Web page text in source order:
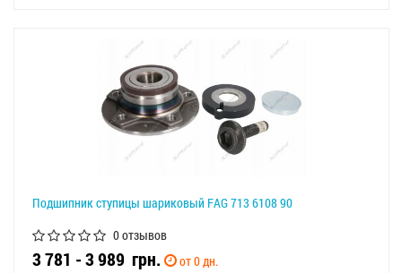
Подшипник ступицы шариковый FAG 713 6108 90
0 отзывов
3 781 - 3 989 грн.
от 0 дн.